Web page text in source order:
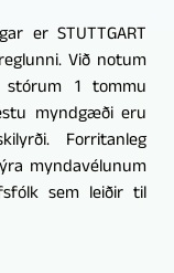
er STUTTGART
Við notum
1 tommu
myndgæði eru
Forritanleg
myndavélunum
sem leiðir til